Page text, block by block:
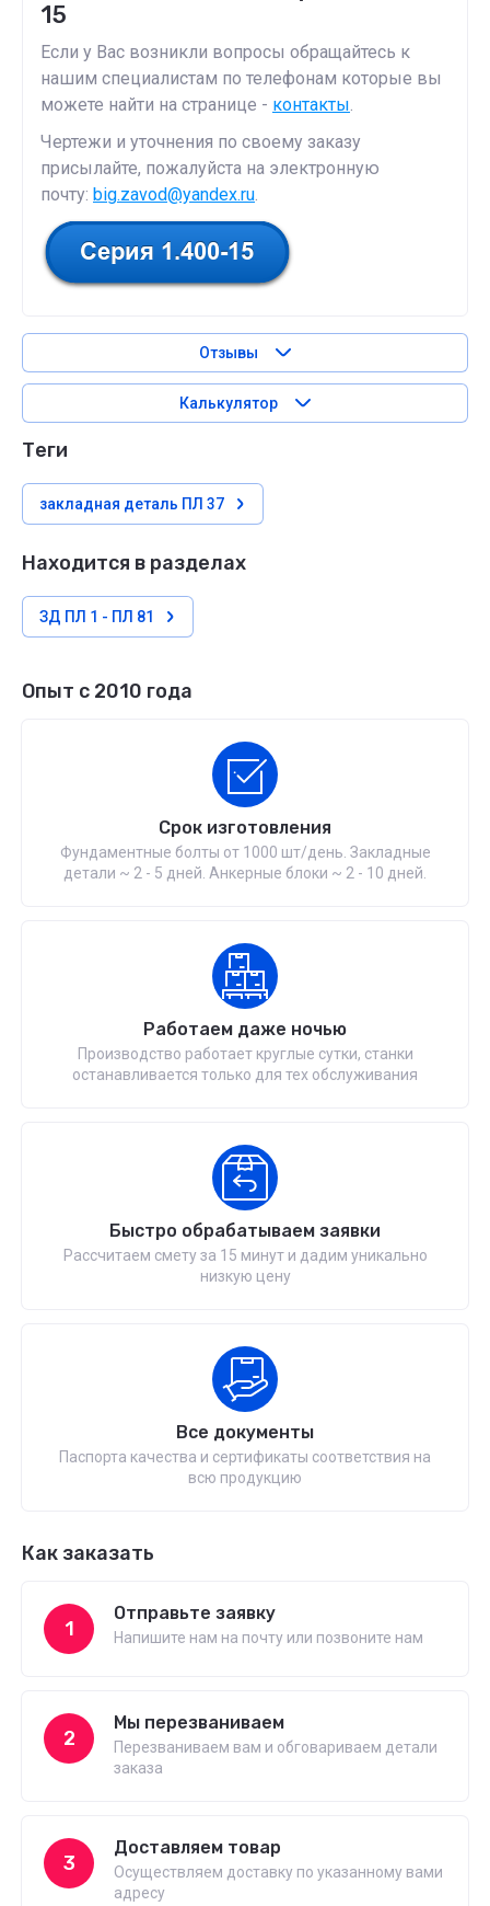
15
Если у Вас возникли вопросы обращайтесь к
нашим специалистам по телефонам которые вы
можете найти на странице - контакты.
Чертежи и уточнения по своему заказу
присылайте, пожалуйста на электронную
почту: big.zavod@yandex.ru.
Отзывы
Калькулятор
теги
закладная деталь ПЛ 37
Находится в разделах
ЗД ПЛ 1 - ПЛ 81
Опыт с 2010 года
Срок изготовления
Фундаментные болты от 1000 шт/день. Закладные
детали ~ 2 - 5 дней. Анкерные блоки ~ 2 - 10 дней.
Работаем даже ночью
Производство работает круглые сутки, станки
останавливается только для тех обслуживания
Быстро обрабатываем заявки
Рассчитаем смету за 15 минут и дадим уникально
низкую цену
Все документы
Паспорта качества и сертификаты соответствия на
всю продукцию
Как заказать
1
Отправьте заявку
Напишите нам на почту или позвоните нам
2
Мы перезваниваем
Перезваниваем вам и обговариваем детали
заказа
3
Доставляем товар
Осуществляем доставку по указанному вами
адресу